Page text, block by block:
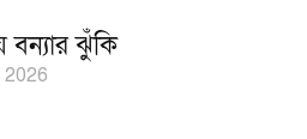
বন্যার ঝুঁকি
2026